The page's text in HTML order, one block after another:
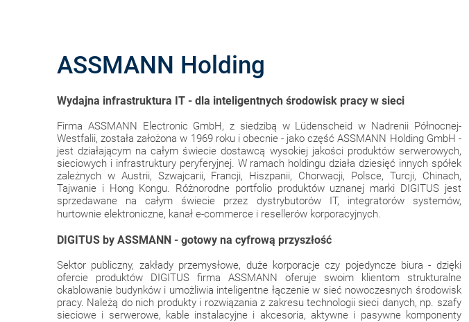
ASSMANN Holding
Wydajna infrastruktura IT - dla inteligentnych środowisk pracy w sieci
Firma ASSMANN Electronic GmbH, z siedzibą w Lüdenscheid w Nadrenii Północnej-
Westfalii, została założona w 1969 roku i obecnie - jako część ASSMANN Holding GmbH -
jest działającym na całym świecie dostawcą wysokiej jakości produktów serwerowych,
sieciowych i infrastruktury peryferyjnej. W ramach holdingu działa dziesięć innych spółek
zależnych w Austrii, Szwajcarii, Francji, Hiszpanii, Chorwacji, Polsce, Turcji, Chinach,
Tajwanie i Hong Kongu. Różnorodne portfolio produktów uznanej marki DIGITUS jest
sprzedawane na całym świecie przez dystrybutorów IT, integratorów systemów,
hurtownie elektroniczne, kanał e-commerce i resellerów korporacyjnych.
DIGITUS by ASSMANN - gotowy na cyfrową przyszłość
Sektor publiczny, zakłady przemysłowe, duże korporacje czy pojedyncze biura - dzięki
ofercie produktów DIGITUS firma ASSMANN oferuje swoim klientom strukturalne
okablowanie budynków i umożliwia inteligentne łączenie w sieć nowoczesnych środowisk
pracy. Należą do nich produkty i rozwiązania z zakresu technologii sieci danych, np. szafy
sieciowe i serwerowe, kable instalacyjne i akcesoria, aktywne i pasywne komponenty